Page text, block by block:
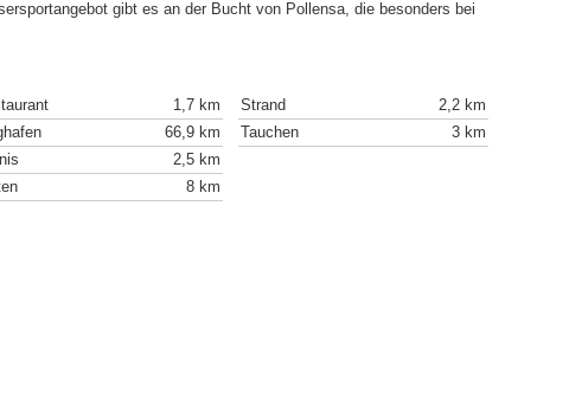
gibt es an der Bucht von Pollensa, die besonders bei
1,7 km
66,9 km
2,5 km
8 km
Strand
2,2 km
Tauchen
3 km